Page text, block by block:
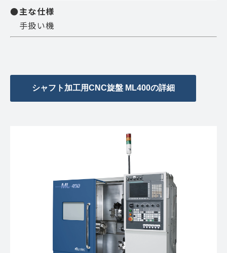
●主な仕様
手扱い機
シャフト加工用CNC旋盤 ML400の詳細